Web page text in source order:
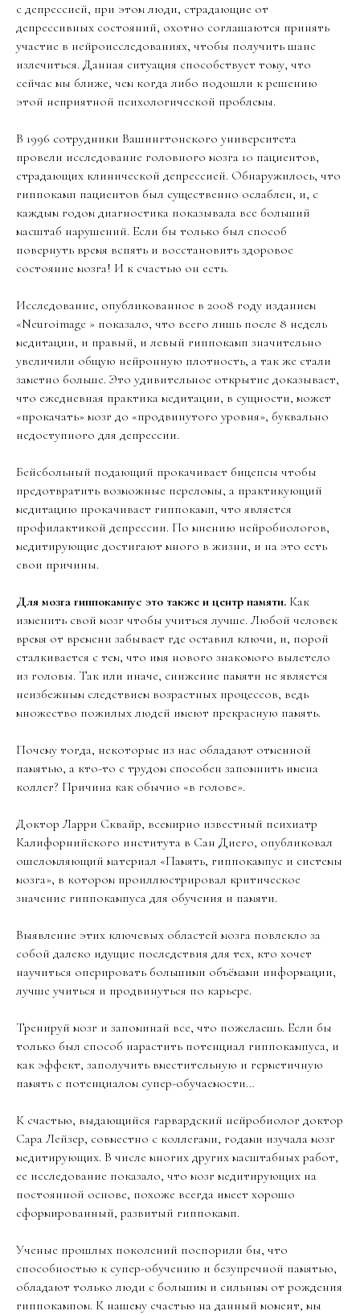
с депрессией, при этом люди, страдающие от
депрессивных состояний, охотно соглашаются принять
участие в нейроисследованиях, чтобы получить шанс
излечиться. Данная ситуация способствует тому, что
сейчас мы ближе, чем когда либо подошли к решению
этой неприятной психологической проблемы.
В 1996 сотрудники Вашингтонского университета
провели исследование головного мозга 10 пациентов,
страдающих клинической депрессией. Обнаружилось, что
гиппокамп пациентов был существенно ослаблен, и, с
каждым годом диагностика показывала все больший
масштаб нарушений. Если бы только был способ
повернуть время вспять и восстановить здоровое
состояние мозга! И к счастью он есть.
Исследование, опубликованное в 2008 году изданием
«Neuroimage » показало, что всего лишь после 8 недель
медитации, и правый, и левый гиппокамп значительно
увеличили общую нейронную плотность, а так же стали
заметно больше. Это удивительное открытие доказывает,
что ежедневная практика медитации, в сущности, может
«прокачать» мозг до «продвинутого уровня», буквально
недоступного для депрессии.
Бейсбольный подающий прокачивает бицепсы чтобы
предотвратить возможные переломы, а практикующий
медитацию прокачивает гиппокамп, что является
профилактикой депрессии. По мнению нейробиологов,
медитирующие достигают много в жизни, и на это есть
свои причины.
Для мозга гиппокампус это также и центр памяти. Как
изменить свой мозг чтобы учиться лучше. Любой человек
время от времени забывает где оставил ключи, и, порой
сталкивается с тем, что имя нового знакомого вылетело
из головы. Так или иначе, снижение памяти не является
неизбежным следствием возрастных процессов, ведь
множество пожилых людей имеют прекрасную память.
Почему тогда, некоторые из нас обладают отменной
памятью, а кто-то с трудом способен запомнить имена
коллег? Причина как обычно «в голове».
Доктор Ларри Сквайр, всемирно известный психиатр
Калифорнийского института в Сан Диего, опубликовал
ошеломляющий материал «Память, гиппокампус и системы
мозга», в котором проиллюстрировал критическое
значение гиппокампуса для обучения и памяти.
Выявление этих ключевых областей мозга повлекло за
собой далеко идущие последствия для тех, кто хочет
научиться оперировать большими объёмами информации,
лучше учиться и продвинуться по карьере.
Тренируй мозг и запоминай все, что пожелаешь. Если бы
только был способ нарастить потенциал гиппокампуса, и
как эффект, заполучить вместительную и герметичную
память с потенциалом супер-обучаемости…
К счастью, выдающийся гарвардский нейробиолог доктор
Сара Лейзер, совместно с коллегами, годами изучала мозг
медитирующих. В числе многих других масштабных работ,
ее исследование показало, что мозг медитирующих на
постоянной основе, похоже всегда имеет хорошо
сформированный, развитый гиппокамп.
Ученые прошлых поколений поспорили бы, что
способностью к супер-обучению и безупречной памятью,
обладают только люди с большим и сильным от рождения
гиппокампом. К нашему счастью на данный момент, мы